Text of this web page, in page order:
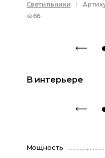
Светильники
66
В интерьере
Мощность